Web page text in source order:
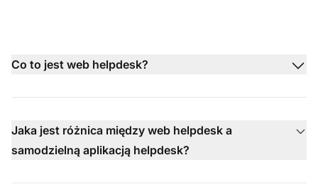
Co to jest web helpdesk?
Jaka jest różnica między web helpdesk a
samodzielną aplikacją helpdesk?